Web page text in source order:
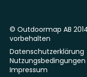
© Outdoormap AB
vorbehalten
Datenschutzerklärung
Nutzungsbedingungen
Impressum